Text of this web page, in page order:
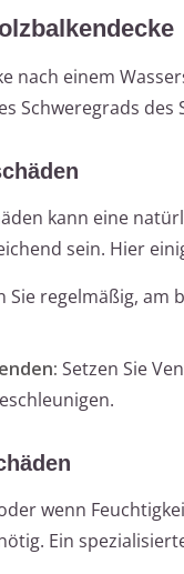
nach einem
Schweregrads des
kann eine
sein. Hier
Sie regelmäßig, am
Setzen Sie
wenn
Ein